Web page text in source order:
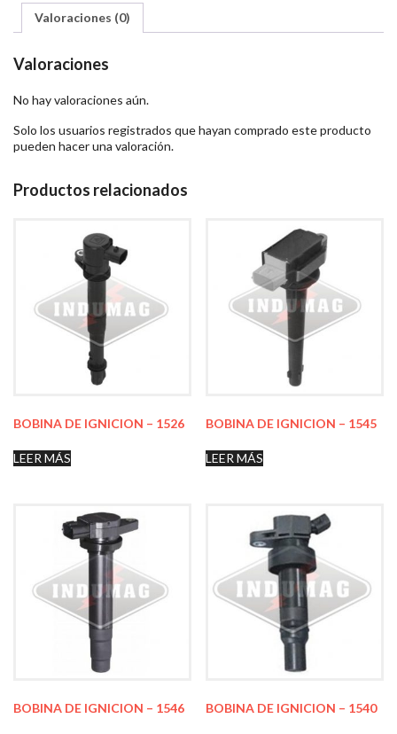
Valoraciones (0)
Valoraciones
No hay valoraciones aún.
Solo los usuarios registrados que hayan comprado este producto
pueden hacer una valoración.
Productos relacionados
BOBINA DE IGNICION – 1526
LEER MÁS
BOBINA DE IGNICION – 1545
LEER MÁS
BOBINA DE IGNICION – 1546 BOBINA DE IGNICION – 1540